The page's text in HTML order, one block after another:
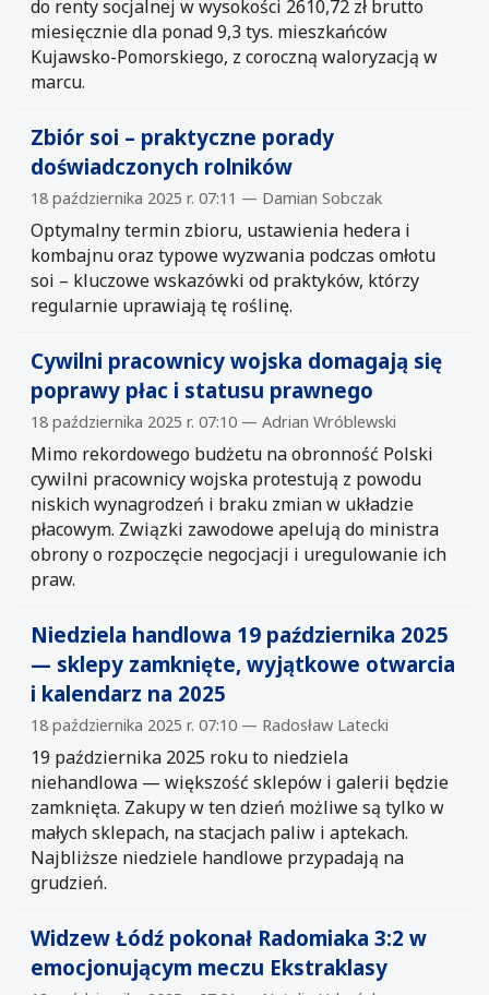
do renty socjalnej w wysokości 2610,72 zł brutto
miesięcznie dla ponad 9,3 tys. mieszkańców
Kujawsko-Pomorskiego, z coroczną waloryzacją w
marcu.
Zbiór soi – praktyczne porady
doświadczonych rolników
18 października 2025 r. 07:11 — Damian Sobczak
Optymalny termin zbioru, ustawienia hedera i
kombajnu oraz typowe wyzwania podczas omłotu
soi – kluczowe wskazówki od praktyków, którzy
regularnie uprawiają tę roślinę.
Cywilni pracownicy wojska domagają się
poprawy płac i statusu prawnego
18 października 2025 r. 07:10 — Adrian Wróblewski
Mimo rekordowego budżetu na obronność Polski
cywilni pracownicy wojska protestują z powodu
niskich wynagrodzeń i braku zmian w układzie
płacowym. Związki zawodowe apelują do ministra
obrony o rozpoczęcie negocjacji i uregulowanie ich
praw.
Niedziela handlowa 19 października 2025
— sklepy zamknięte, wyjątkowe otwarcia
i kalendarz na 2025
18 października 2025 r. 07:10 — Radosław Latecki
19 października 2025 roku to niedziela
niehandlowa — większość sklepów i galerii będzie
zamknięta. Zakupy w ten dzień możliwe są tylko w
małych sklepach, na stacjach paliw i aptekach.
Najbliższe niedziele handlowe przypadają na
grudzień.
Widzew Łódź pokonał Radomiaka 3:2 w
emocjonującym meczu Ekstraklasy